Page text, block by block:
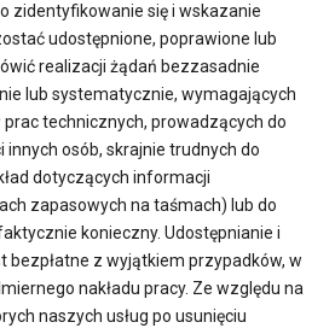
zidentyfikowanie się i wskazanie
udostępnione, poprawione lub
realizacji żądań bezzasadnie
lub systematycznie, wymagających
technicznych, prowadzących do
osób, skrajnie trudnych do
dotyczących informacji
zapasowych na taśmach) lub do
konieczny. Udostępnianie i
bezpłatne z wyjątkiem przypadków, w
nakładu pracy. Ze względu na
naszych usług po usunięciu